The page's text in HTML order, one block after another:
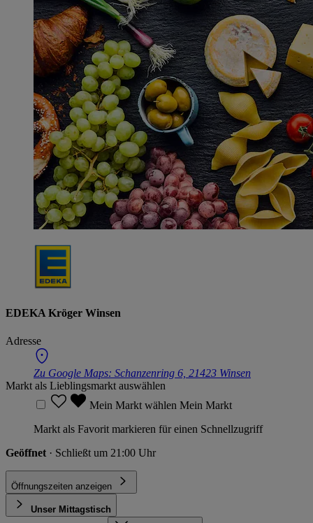
EDEKA Kröger Winsen
Adresse
Zu Google Maps: Schanzenring 6, 21423 Winsen
Markt als Lieblingsmarkt auswählen
Mein Markt wählen Mein Markt
Markt als Favorit markieren für einen Schnellzugriff
Geöffnet · Schließt um 21:00 Uhr
Öffnungszeiten anzeigen
Unser Mittagstisch